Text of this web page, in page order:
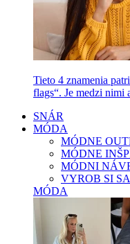
Tieto 4 znamenia
flags“. Je medzi nimi
SNÁR
MÓDA
MÓDNE
MÓDNE
MÓDNI
VYROB SI
MÓDA